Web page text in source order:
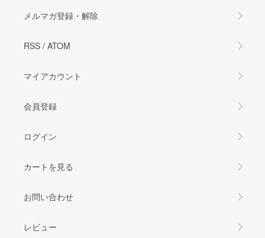
メルマガ登録・解除
RSS / ATOM
マイアカウント
会員登録
ログイン
カートを見る
お問い合わせ
レビュー